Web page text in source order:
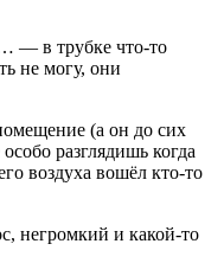
— в трубке что-то
не могу, они
(а он до сих
разглядишь когда
воздуха вошёл кто-то
негромкий и какой-то